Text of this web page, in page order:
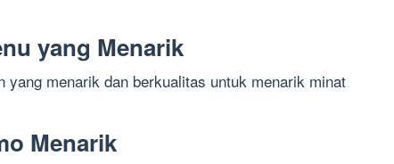
yang Menarik
yang menarik dan berkualitas untuk menarik minat
Menarik